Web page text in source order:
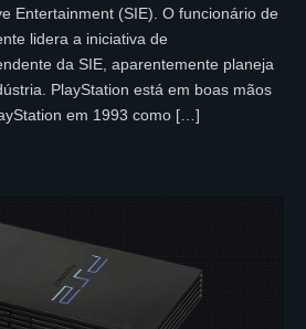
Entertainment (SIE). O funcionário de
lidera a iniciativa de
da SIE, aparentemente planeja
PlayStation está em boas mãos
em 1993 como […]